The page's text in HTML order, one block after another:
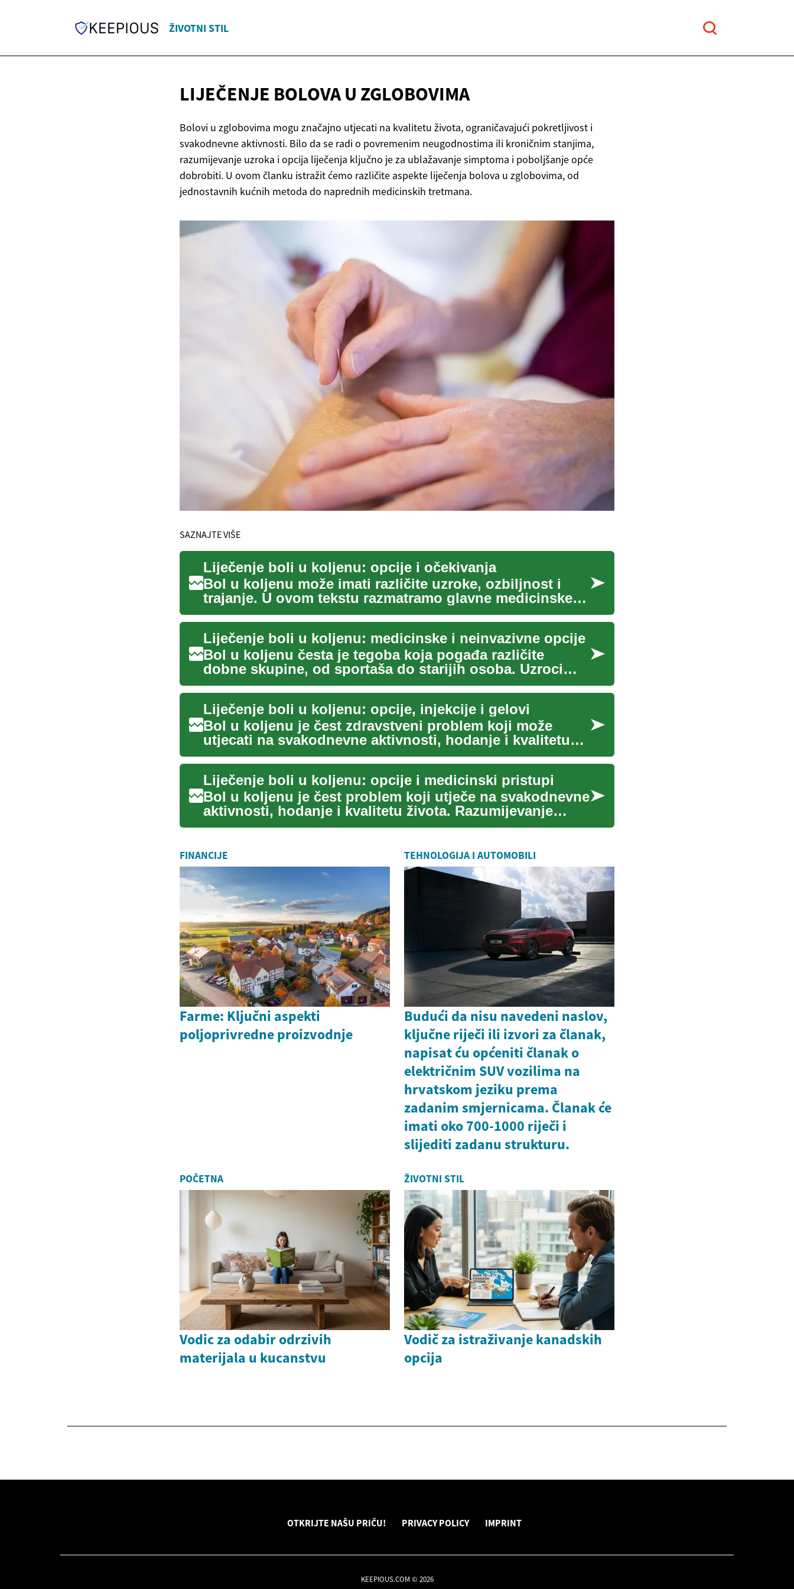
ŽIVOTNI STIL
LIJEČENJE BOLOVAU ZGLOBOVIMA
Bolovi u zglobovima mogu značajno utjecati na kvalitetu života, ograničavajući pokretljivost i
svakodnevne aktivnosti. Bilo da se radi o povremenim neugodnostima ili kroničnim stanjima,
razumijevanje uzroka i opcija liječenja ključno je za ublažavanje simptoma i poboljšanje opće
dobrobiti. U ovom članku istražit ćemo različite aspekte liječenja bolova u zglobovima, od
jednostavnih kućnih metoda do naprednih medicinskih tretmana.
SAZNAJTE VIŠE
Liječenje boli u koljenu: opcije i očekivanja
Bol u koljenu može imati različite uzroke, ozbiljnost i
trajanje. U ovom tekstu razmatramo glavne medicinske
opcije, ...
Liječenje boli u koljenu: medicinske i neinvazivne opcije
Bol u koljenu česta je tegoba koja pogađa različite
dobne skupine, od sportaša do starijih osoba. Uzroci
mogu biti ak...
Liječenje boli u koljenu: opcije, injekcije i gelovi
Bol u koljenu je čest zdravstveni problem koji može
utjecati na svakodnevne aktivnosti, hodanje i kvalitetu
života. U...
Liječenje boli u koljenu: opcije i medicinski pristupi
Bol u koljenu je čest problem koji utječe na svakodnevne
aktivnosti, hodanje i kvalitetu života. Razumijevanje
dostup...
FINANCIJE
Farme: Ključni aspekti
poljoprivredne proizvodnje
TEHNOLOGIJA I AUTOMOBILI
Budući da nisu navedeni naslov,
ključne riječi ili izvori za članak,
napisat ću općeniti članak o
električnim SUV vozilima na
hrvatskom jeziku prema
zadanim smjernicama. Članak će
imati oko 700-1000 riječi i
slijediti zadanu strukturu.
POČETNA
Vodic za odabir odrzivih
materijala u kucanstvu
ŽIVOTNI STIL
Vodič za istraživanje kanadskih
opcija
OTKRIJTE NAŠU PRIČU! PRIVACY POLICY IMPRINT
KEEPIOUS.COM © 2026